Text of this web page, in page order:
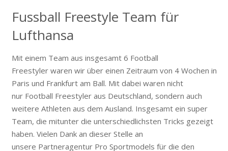
Fussball Freestyle Team für
Lufthansa
Mit einem Team aus insgesamt 6 Football
Freestyler waren wir über einen Zeitraum von 4 Wochen in
Paris und Frankfurt am Ball. Mit dabei waren nicht
nur Football Freestyler aus Deutschland, sondern auch
weitere Athleten aus dem Ausland. Insgesamt ein super
Team, die mitunter die unterschiedlichsten Tricks gezeigt
haben. Vielen Dank an dieser Stelle an
unsere Partneragentur Pro Sportmodels für die den